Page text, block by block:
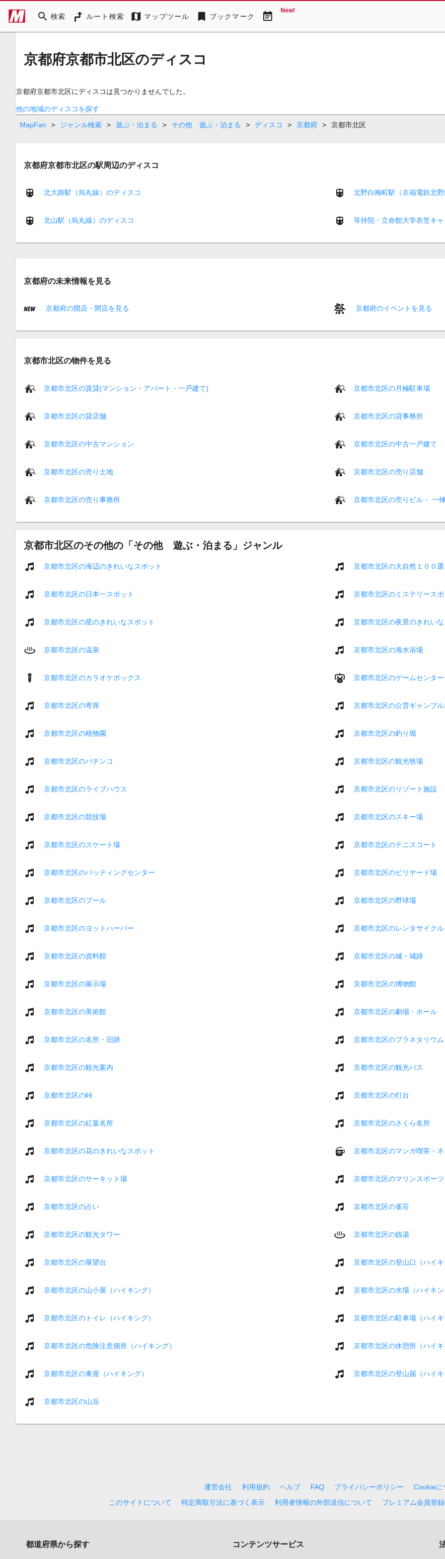
search 検索 ルート検索 map マップツール bookmark ブックマーク event_note New!
京都府京都市北区のディスコ
京都府京都市北区にディスコは見つかりませんでした。
他の地域のディスコを探す
MapFan
> ジャンル検索 > 遊ぶ・泊まる > その他 遊ぶ・泊まる > ディスコ > 京都府 > 京都市北区
京都府京都市北区の駅周辺のディスコ
北大路駅（烏丸線）のディスコ 北野白梅町駅（京福電鉄北
北山駅（烏丸線）のディスコ 等持院・立命館大学衣笠キ
京都府の未来情報を見る
京都府の開店・閉店を見る 京都府のイベントを見る
京都市北区の物件を見る
京都市北区の賃貸(マンション・アパート・一戸建て) 京都市北区の月極駐車場
京都市北区の貸店舗 京都市北区の貸事務所
京都市北区の中古マンション 京都市北区の中古一戸建て
京都市北区の売り土地 京都市北区の売り店舗
京都市北区の売り事務所 京都市北区の売りビル・ 一
京都市北区のその他の「その他 遊ぶ・泊まる」ジャンル
京都市北区の海辺のきれいなスポット 京都市北区の大自然１００
京都市北区の日本一スポット 京都市北区のミステリース
京都市北区の星のきれいなスポット 京都市北区の夜景のきれい
京都市北区の温泉 京都市北区の海水浴場
京都市北区のカラオケボックス 京都市北区のゲームセンター
京都市北区の寄席 京都市北区の公営ギャンブ
京都市北区の植物園 京都市北区の釣り堀
京都市北区のパチンコ 京都市北区の観光牧場
京都市北区のライブハウス 京都市北区のリゾート施設
京都市北区の競技場 京都市北区のスキー場
京都市北区のスケート場 京都市北区のテニスコート
京都市北区のバッティングセンター 京都市北区のビリヤード場
京都市北区のプール 京都市北区の野球場
京都市北区のヨットハーバー 京都市北区のレンタサイクル
京都市北区の資料館 京都市北区の城・城跡
京都市北区の展示場 京都市北区の博物館
京都市北区の美術館 京都市北区の劇場・ホール
京都市北区の名所・旧跡 京都市北区のプラネタリウ
京都市北区の観光案内 京都市北区の観光バス
京都市北区の峠 京都市北区の灯台
京都市北区の紅葉名所 京都市北区のさくら名所
京都市北区の花のきれいなスポット 京都市北区のマンガ喫茶・
京都市北区のサーキット場 京都市北区のマリンスポーツ
京都市北区の占い 京都市北区の雀荘
京都市北区の観光タワー 京都市北区の銭湯
京都市北区の展望台 京都市北区の登山口（ハイ
京都市北区の山小屋（ハイキング） 京都市北区の水場（ハイキ
京都市北区のトイレ（ハイキング） 京都市北区の駐車場（ハイ
京都市北区の危険注意個所（ハイキング） 京都市北区の休憩所（ハイ
京都市北区の東屋（ハイキング） 京都市北区の登山届（ハイ
京都市北区の山岳
運営会社 利用規約 ヘルプ FAQ プライバシーポリシー
Cookieに
このサイトについて
特定商取引法に基づく表示 利用者情報の外部送信について プレミアム会員登
都道府県から探す コンテンツサービス